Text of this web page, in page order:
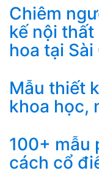
Chiêm
kế nội
hoa tại Sài
Mẫu thiết
khoa học,
100+ mẫu
cách cổ